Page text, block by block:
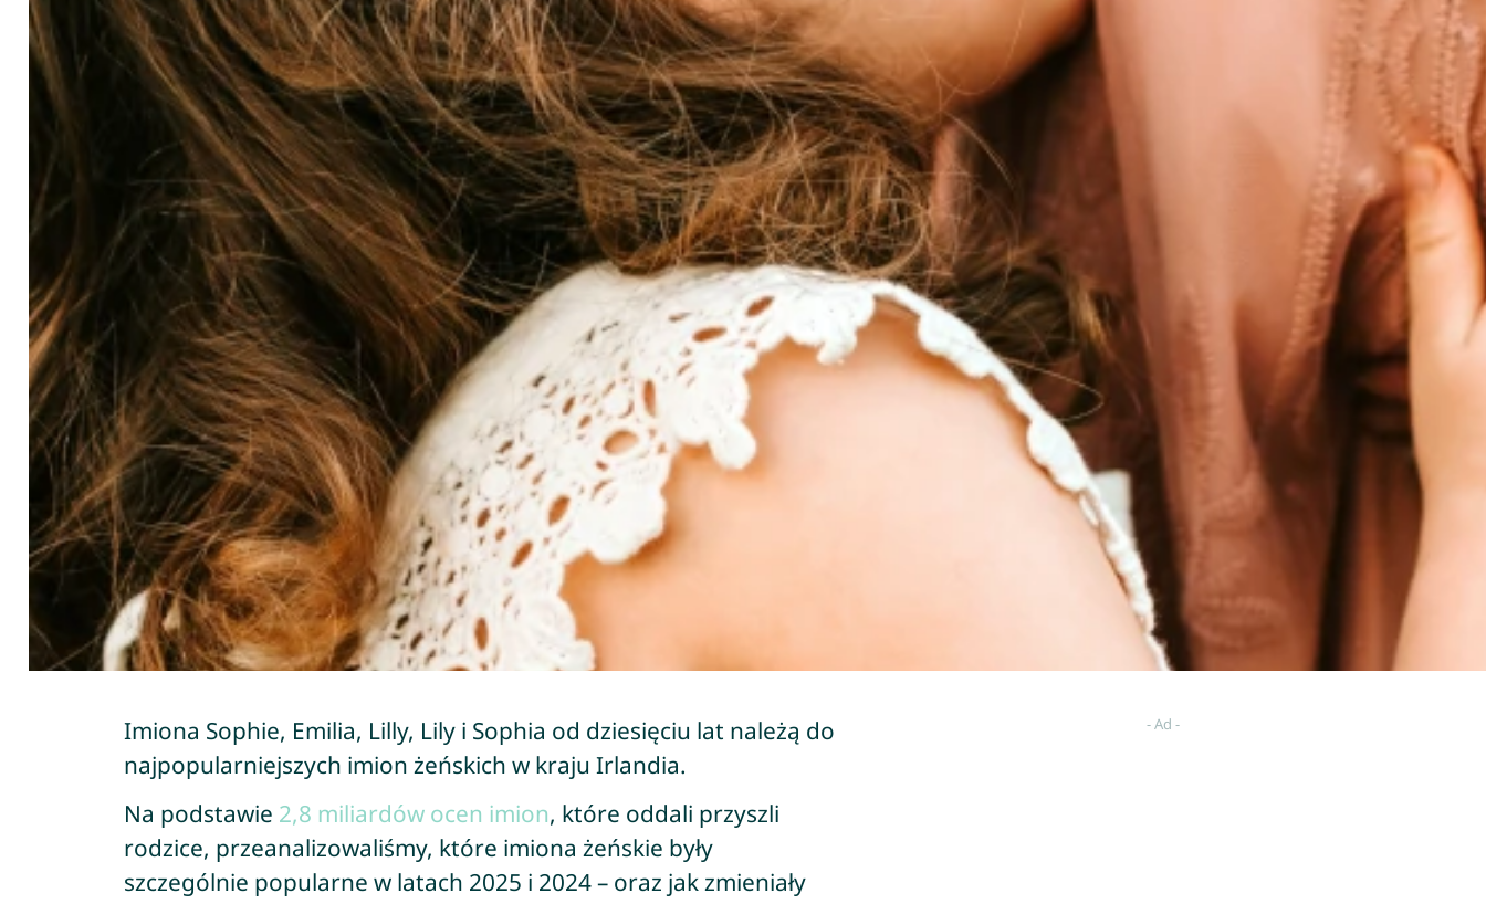
Imiona Sophie, Emilia, Lilly, Lily i Sophia od dziesięciu lat należą do
najpopularniejszych imion żeńskich w kraju Irlandia.
Na podstawie 2,8 miliardów ocen imion, które oddali przyszli
rodzice, przeanalizowaliśmy, które imiona żeńskie były
szczególnie popularne w latach 2025 i 2024 – oraz jak zmieniały